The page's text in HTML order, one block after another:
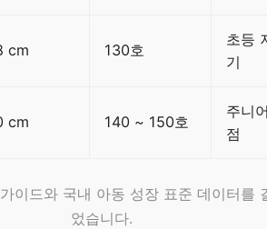
cm 130호
초등
기
cm 140 ~ 150호
주니
점
이드와 국내 아동 성장 표준 데이터를
었습니다.